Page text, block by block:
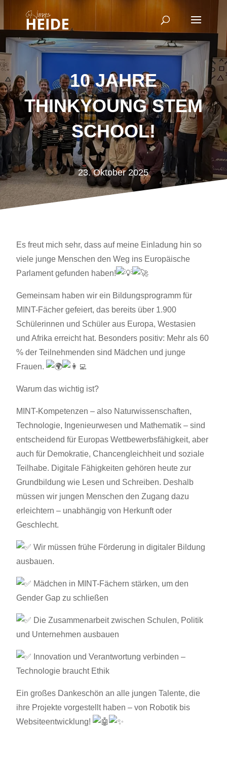
10 JAHRE
THINKYOUNG STEM
SCHOOL!
23. Oktober 2025
Es freut mich sehr, dass auf meine Einladung hin so
viele junge Menschen den Weg ins Europäische
Parlament gefunden haben!
Gemeinsam haben wir ein Bildungsprogramm für
MINT-Fächer gefeiert, das bereits über 1.900
Schülerinnen und Schüler aus Europa, Westasien
und Afrika erreicht hat. Besonders positiv: Mehr als 60
% der Teilnehmenden sind Mädchen und junge
Frauen.
Warum das wichtig ist?
MINT-Kompetenzen – also Naturwissenschaften,
Technologie, Ingenieurwesen und Mathematik – sind
entscheidend für Europas Wettbewerbsfähigkeit, aber
auch für Demokratie, Chancengleichheit und soziale
Teilhabe. Digitale Fähigkeiten gehören heute zur
Grundbildung wie Lesen und Schreiben. Deshalb
müssen wir jungen Menschen den Zugang dazu
erleichtern – unabhängig von Herkunft oder
Geschlecht.
Wir müssen frühe Förderung in digitaler Bildung
ausbauen.
Mädchen in MINT-Fächern stärken, um den
Gender Gap zu schließen
Die Zusammenarbeit zwischen Schulen, Politik
und Unternehmen ausbauen
Innovation und Verantwortung verbinden –
Technologie braucht Ethik
Ein großes Dankeschön an alle jungen Talente, die
ihre Projekte vorgestellt haben – von Robotik bis
Websiteentwicklung!